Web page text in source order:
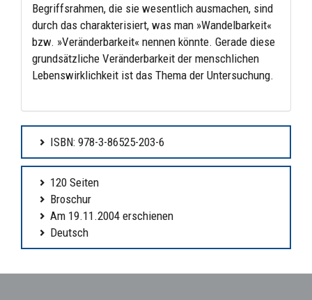
Begriffsrahmen, die sie wesentlich ausmachen, sind
durch das charakterisiert, was man »Wandelbarkeit«
bzw. »Veränderbarkeit« nennen könnte. Gerade diese
grundsätzliche Veränderbarkeit der menschlichen
Lebenswirklichkeit ist das Thema der Untersuchung.
ISBN: 978-3-86525-203-6
120 Seiten
Broschur
Am 19.11.2004 erschienen
Deutsch